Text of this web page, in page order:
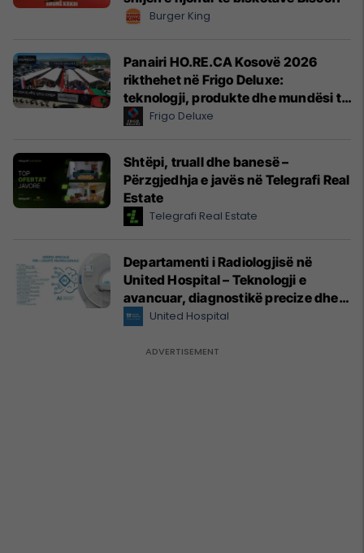
Burger King
Panairi HO.RE.CA Kosovë 2026
rikthehet në Frigo Deluxe:
teknologji, produkte dhe mundësi të
reja për hoteleri dhe gastronomi
Frigo Deluxe
Shtëpi, truall dhe banesë –
Përzgjedhja e javës në Telegrafi Real
Estate
Telegrafi Real Estate
Departamenti i Radiologjisë në
United Hospital – Teknologji e
avancuar, diagnostikë precize dhe
kujdes profesional
United Hospital